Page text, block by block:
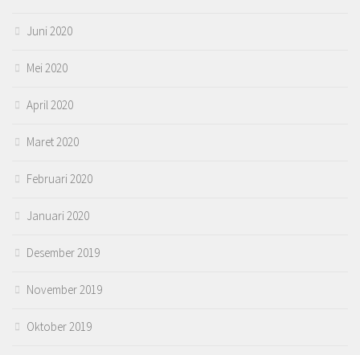
Juni 2020
Mei 2020
April 2020
Maret 2020
Februari 2020
Januari 2020
Desember 2019
November 2019
Oktober 2019